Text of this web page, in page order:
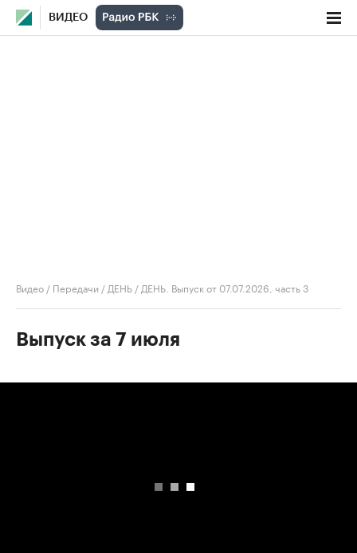
ВИДЕО
Видео / Передачи / ДЕНЬ / ДЕНЬ. Выпуск от 07.07.2026, часть 3
Выпуск за 7 июля